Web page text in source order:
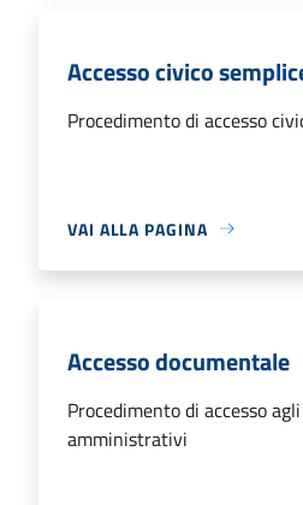
Accesso civico
Procedimento di accesso
VAI ALLA PAGINA
Accesso documentale
Procedimento di accesso
amministrativi